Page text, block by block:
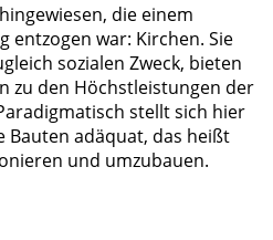
die einem
entzogen war: Kirchen. Sie
sozialen Zweck, bieten
zu den Höchstleistungen der
stellt sich hier
Bauten adäquat, das heißt
und umzubauen.